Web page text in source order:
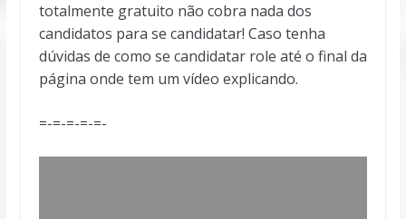
totalmente gratuito não cobra nada dos
candidatos para se candidatar! Caso tenha
dúvidas de como se candidatar role até o final da
página onde tem um vídeo explicando.
=-=-=-=-=-